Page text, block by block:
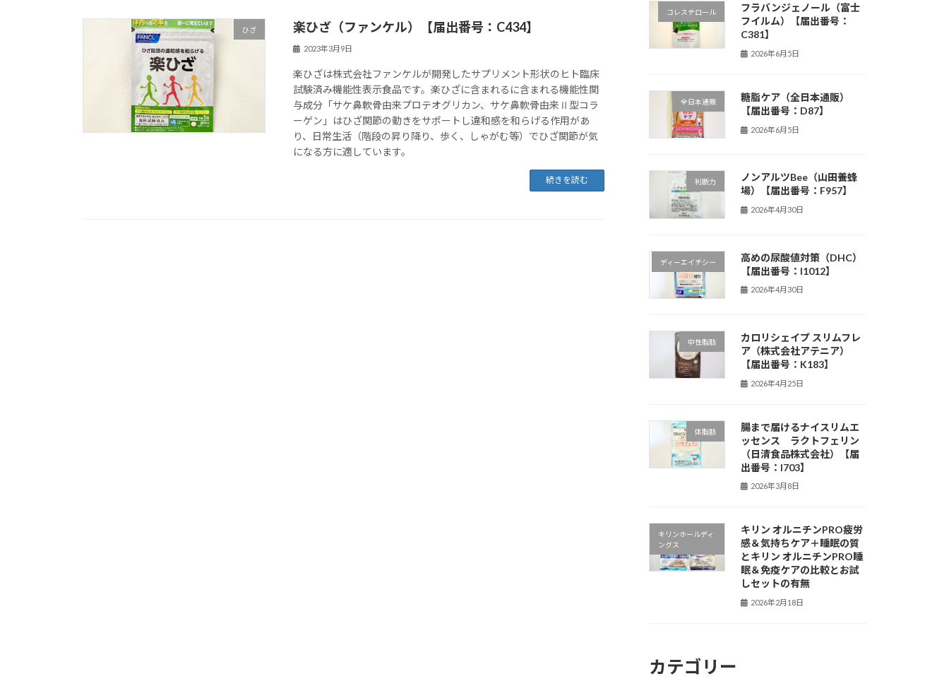
ひざ 楽ひざ（ファンケル）【届出番号：C434】
2023年3月9日
楽ひざは株式会社ファンケルが開発したサプリメント形状のヒト臨床
試験済み機能性表示食品です。楽ひざに含まれるに含まれる機能性関
与成分「サケ鼻軟骨由来プロテオグリカン、サケ鼻軟骨由来Ⅱ型コラ
ーゲン」はひざ関節の動きをサポートし違和感を和らげる作用があ
り、日常生活（階段の昇り降り、歩く、しゃがむ等）でひざ関節が気
になる方に適しています。
続きを読む
コレステロール
フラバンジェノール（富士
フイルム）【届出番号：
C381】
2026年6月5日
全日本通販
糖脂ケア（全日本通販）
【届出番号：D87】
2026年6月5日
判断力
ノンアルツBee（山田養蜂
場）【届出番号：F957】
2026年4月30日
ディーエイチシー
高めの尿酸値対策（DHC）
【届出番号：I1012】
2026年4月30日
中性脂肪
カロリシェイプ スリムフレ
ア（株式会社アテニア）
【届出番号：K183】
2026年4月25日
体脂肪
腸まで届けるナイスリムエ
ッセンス ラクトフェリン
（日清食品株式会社）【届
出番号：I703】
2026年3月8日
キリンホールディ
ングス
キリン オルニチンPRO疲労
感＆気持ちケア＋睡眠の質
とキリン オルニチンPRO睡
眠＆免疫ケアの比較とお試
しセットの有無
2026年2月18日
カテゴリー